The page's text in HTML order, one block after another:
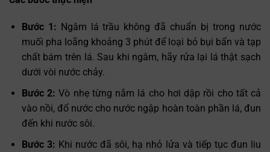
Bước 1: Ngâm lá trầu không đã chuẩn bị trong nước
muối pha loãng khoảng 3 phút để loại bỏ bụi bẩn và tạp
chất bám trên lá. Sau khi ngâm, hãy rửa lại lá thật sạch
dưới vòi nước chảy.
Bước 2:Vò nhẹ từng nắm lá cho hơi dập rồi cho tất cả
vào nồi, đổ nước cho nước ngập hoàn toàn phần lá, đun
đến khi nước sôi.
Bước 3: Khi nước đã sôi, hạ nhỏ lửa và tiếp tục đun liu